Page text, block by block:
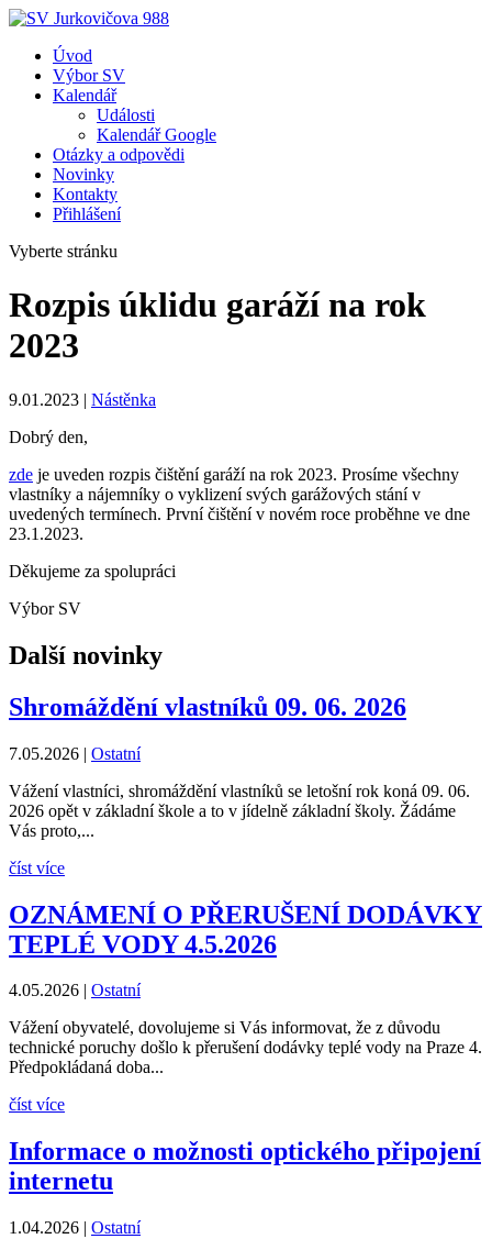
Úvod
Výbor SV
Kalendář
Události
Kalendář Google
Otázky a odpovědi
Novinky
Kontakty
Přihlášení
Vyberte stránku
Rozpis úklidu garáží na rok
2023
9.01.2023 | Nástěnka
Dobrý den,
zde je uveden rozpis čištění garáží na rok 2023. Prosíme všechny
vlastníky a nájemníky o vyklizení svých garážových stání v
uvedených termínech. První čištění v novém roce proběhne ve dne
23.1.2023.
Děkujeme za spolupráci
Výbor SV
Další novinky
Shromáždění vlastníků 09. 06. 2026
7.05.2026 | Ostatní
Vážení vlastníci, shromáždění vlastníků se letošní rok koná 09. 06.
2026 opět v základní škole a to v jídelně základní školy. Žádáme
Vás proto,...
číst více
OZNÁMENÍ O PŘERUŠENÍ DODÁVKY
TEPLÉ VODY 4.5.2026
4.05.2026 | Ostatní
Vážení obyvatelé, dovolujeme si Vás informovat, že z důvodu
technické poruchy došlo k přerušení dodávky teplé vody na Praze 4.
Předpokládaná doba...
číst více
Informace o možnosti optického připojení
internetu
1.04.2026 | Ostatní